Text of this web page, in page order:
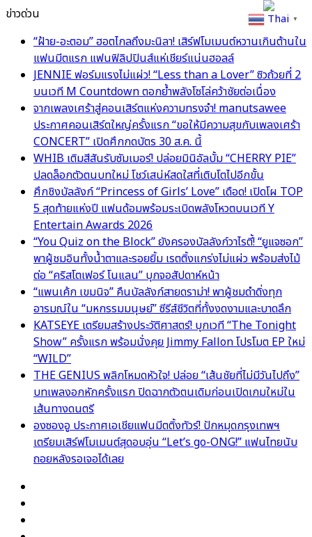
ข่าวด่วน
“ฝ้าย-อะตอม” ฮอตไกลถึงมะนิลา! เสิร์ฟโมเมนต์หวานเกินต้านใน
แฟนมีตแรก แฟนฟิลิปปินส์แห่เชียร์แน่นฮอลล์
JENNIE ฟอร์มแรงไม่แผ่ว! “Less than a Lover” ซิวถ้วยที่ 2
บนเวที M Countdown ตอกย้ำพลังโซโล่คว้าชัยต่อเนื่อง
จากเพลงเศร้าสู่คอนเสิร์ตแห่งความทรงจำ! manutsawee
ประกาศคอนเสิร์ตใหญ่ครั้งแรก “ขอให้มีความสุขกับเพลงเศร้า
CONCERT” เปิดศึกกดบัตร 30 ส.ค. นี้
WHIB เติมสีสันรับซัมเมอร์! ปล่อยมินิอัลบั้ม “CHERRY PIE”
ปลดล็อกตัวตนบทใหม่ โชว์เสน่ห์สดใสที่เติบโตไปอีกขั้น
ศึกชิงบัลลังก์ “Princess of Girls’ Love” เดือด! เปิดโผ TOP
5 สุดท้ายแห่งปี แฟนด้อมพร้อมระเบิดพลังโหวตบนเวที Y
Entertain Awards 2026
“You Quiz on the Block” ยังครองบัลลังก์วาไรตี้! “ยูแจซอก”
พาผู้ชมอินทั้งน้ำตาและรอยยิ้ม เรตติ้งแกร่งไม่แผ่ว พร้อมส่งไม้
ต่อ “คริสโตเฟอร์ โนแลน” บุกจอสัปดาห์หน้า
“แพนเค้ก เขมนิจ” คืนบัลลังก์สายดราม่า! พาผู้ชมดำดิ่งทุก
อารมณ์ใน “มหกรรมมนุษย์” ซีรีส์ชีวิตที่ทั้งงดงามและบาดลึก
KATSEYE เตรียมสร้างประวัติศาสตร์! บุกเวที “The Tonight
Show” ครั้งแรก พร้อมนั่งคุย Jimmy Fallon โปรโมต EP ใหม่
“WILD”
THE GENIUS พลิกโหมดหัวใจ! ปล่อย “เส้นชัยที่ไม่มีวันไปถึง”
บทเพลงอกหักครั้งแรก ปิดฉากตัวตนเดิมก่อนเปิดเกมใหม่ใน
เส้นทางดนตรี
องซองอู ประกาศเอเชียแฟนมีตติ้งทัวร์! ปักหมุดกรุงเทพฯ
เตรียมเสิร์ฟโมเมนต์สุดอบอุ่น “Let’s go-ONG!” แฟนไทยนับ
ถอยหลังรอเจอได้เลย
Thai ▼